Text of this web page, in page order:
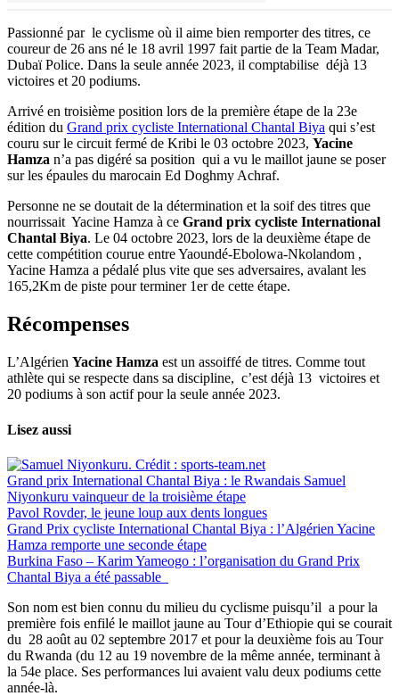
Passionné par le cyclisme où il aime bien remporter des titres, ce
coureur de 26 ans né le 18 avril 1997 fait partie de la Team Madar,
Dubaï Police. Dans la seule année 2023, il comptabilise déjà 13
victoires et 20 podiums.
Arrivé en troisième position lors de la première étape de la 23e
édition du Grand prix cycliste International Chantal Biya qui s’est
couru sur le circuit fermé de Kribi le 03 octobre 2023, Yacine
Hamza n’a pas digéré sa position qui a vu le maillot jaune se poser
sur les épaules du marocain Ed Doghmy Achraf.
Personne ne se doutait de la détermination et la soif des titres que
nourrissait Yacine Hamza à ce Grand prix cycliste International
Chantal Biya. Le 04 octobre 2023, lors de la deuxième étape de
cette compétition courue entre Yaoundé-Ebolowa-Nkolandom ,
Yacine Hamza a pédalé plus vite que ses adversaires, avalant les
165,2Km de piste pour terminer 1er de cette étape.
Récompenses
L’Algérien Yacine Hamza est un assoiffé de titres. Comme tout
athlète qui se respecte dans sa discipline, c’est déjà 13 victoires et
20 podiums à son actif pour la seule année 2023.
Lisez aussi
Grand prix International Chantal Biya : le Rwandais Samuel
Niyonkuru vainqueur de la troisième étape
Pavol Rovder, le jeune loup aux dents longues
Grand Prix cycliste International Chantal Biya : l’Algérien Yacine
Hamza remporte une seconde étape
Burkina Faso – Karim Yameogo : l’organisation du Grand Prix
Chantal Biya a été passable
Son nom est bien connu du milieu du cyclisme puisqu’il a pour la
première fois enfilé le maillot jaune au Tour d’Ethiopie qui se courait
du 28 août au 02 septembre 2017 et pour la deuxième fois au Tour
du Rwanda (du 12 au 19 novembre de la même année, terminant à
la 54e place. Ses performances lui avaient valu deux podiums cette
année-là.